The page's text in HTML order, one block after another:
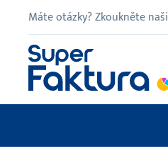
Máte otázky? Zkoukněte naši